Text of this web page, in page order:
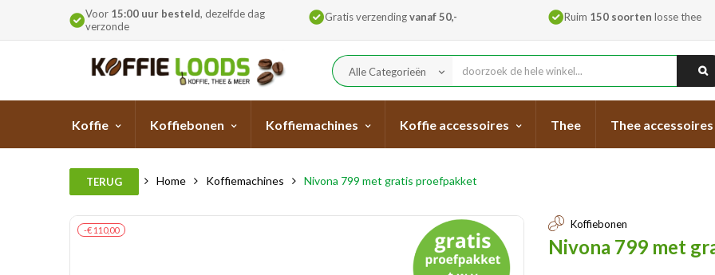
Voor 15:00 uur besteld, dezelfde dag
verzonde
Gratis verzendingvanaf 50,- Ruim 150 soorten losse thee
Alle Categorieën keyboard_arrow_down
Koffie Koffiebonen Koffiemachines Koffie accessoires Thee Thee accessoires
TERUG Home Koffiemachines Nivona 799 met gratis proefpakket
-€ 110,00 Koffiebonen
Nivona 799 met